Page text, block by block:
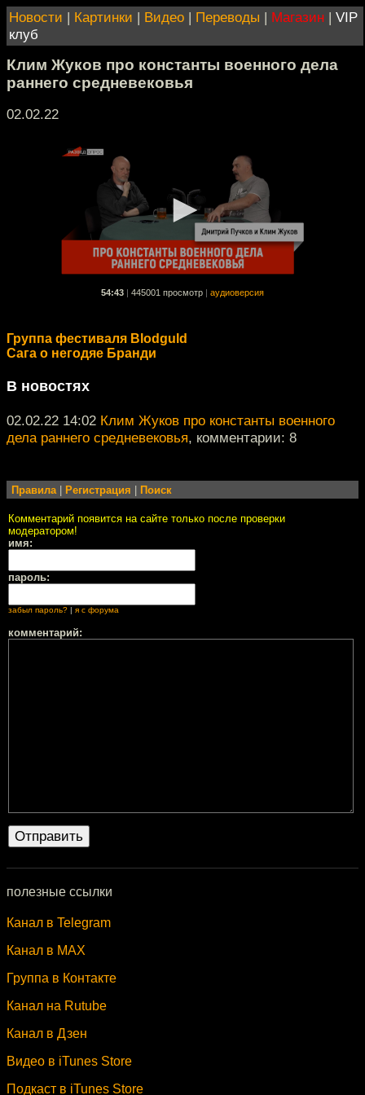
Новости | Картинки | Видео | Переводы | Магазин | VIP
клуб
Клим Жуков про константы военного дела
раннего средневековья
02.02.22
54:43 445001 просмотр аудиоверсия
Группа фестиваля Blodguld
Сага о негодяе Бранди
В новостях
02.02.22 14:02 Клим Жуков про константы военного
дела раннего средневековья, комментарии: 8
Правила| Регистрация Поиск
Комментарий появится на сайте только после проверки
модератором!
имя:
пароль:
забыл пароль? я с форума
комментарий:
полезные ссылки
Канал в Telegram
Канал в MAX
Группа в Контакте
Канал на Rutube
Канал в Дзен
Видео в iTunes Store
Подкаст в iTunes Store